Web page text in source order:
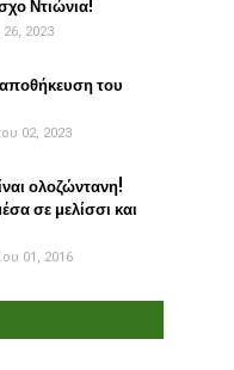
Ντιώνια!
2023
του
02, 2023
ολοζώντανη!
σε μελίσσι και
01, 2016